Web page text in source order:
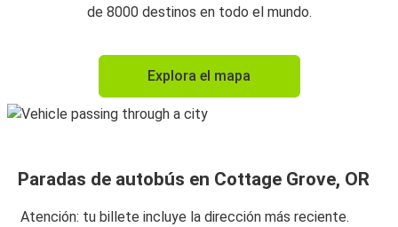
de 8000 destinos en todo el mundo.
Explora el mapa
Paradas de autobús en Cottage Grove, OR
Atención: tu billete incluye la dirección más reciente.